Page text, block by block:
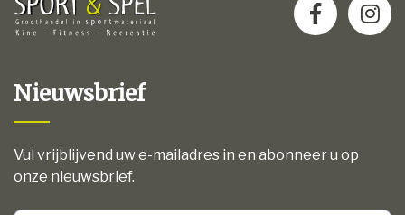
Nieuwsbrief
Vul vrijblijvend uw e-mailadres in en abonneer u op
onze nieuwsbrief.